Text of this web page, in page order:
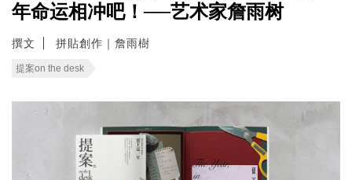
年命运相冲吧！──艺术家詹雨树
撰文 拼貼創作｜詹雨樹
提案on the desk